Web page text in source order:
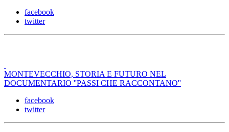
facebook
twitter
MONTEVECCHIO, STORIA E FUTURO NEL
DOCUMENTARIO ''PASSI CHE RACCONTANO''
facebook
twitter